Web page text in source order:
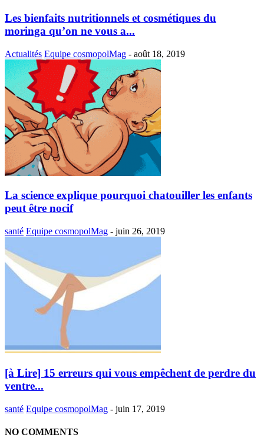
Les bienfaits nutritionnels et cosmétiques du
moringa qu’on ne vous a...
Actualités Equipe cosmopolMag - août 18, 2019
La science explique pourquoi chatouiller les enfants
peut être nocif
santé Equipe cosmopolMag - juin 26, 2019
[à Lire] 15 erreurs qui vous empêchent de perdre du
ventre...
santé Equipe cosmopolMag - juin 17, 2019
NO COMMENTS